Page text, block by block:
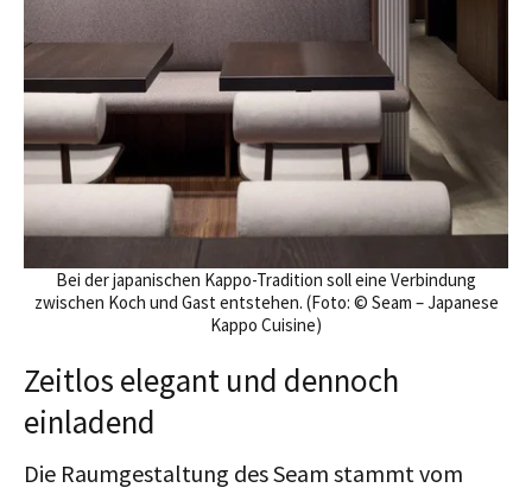
Bei der japanischen Kappo-Tradition soll eine Verbindung
zwischen Koch und Gast entstehen. (Foto: © Seam – Japanese
Kappo Cuisine)
Zeitlos elegant und dennoch
einladend
Die Raumgestaltung des Seam stammt vom